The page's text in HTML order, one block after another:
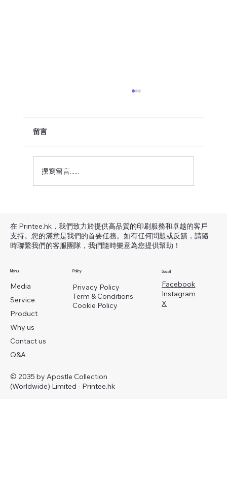
—— 厚實保暖，舒適與質感雙在線
留言
撰寫留言......
在 Printee.hk，我們致力於提供高品質的印刷服務和卓越的客戶
支持。您的滿意是我們的首要任務。如有任何問題或反饋，請隨
時聯繫我們的客服團隊，我們隨時樂意為您提供幫助！
Menu
Media
Service
Product
Why us
Contact us
Q&A
Policy
Privacy Policy
Term & Conditions
Cookie Policy
Social
Facebook
Instagram
X
© 2035 by Apostle Collection
(Worldwide) Limited - Printee.hk